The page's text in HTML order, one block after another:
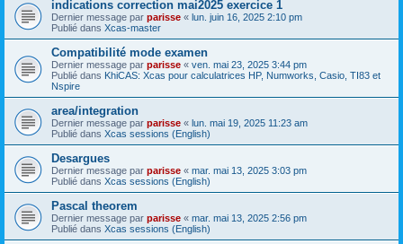
indications correction mai2025 exercice 1
Dernier message par parisse « lun. juin 16, 2025 2:10 pm
Publié dans Xcas-master
Compatibilité mode examen
Dernier message par parisse « ven. mai 23, 2025 3:44 pm
Publié dans KhiCAS: Xcas pour calculatrices HP, Numworks, Casio, TI83 et
Nspire
area/integration
Dernier message par parisse « lun. mai 19, 2025 11:23 am
Publié dans Xcas sessions (English)
Desargues
Dernier message par parisse « mar. mai 13, 2025 3:03 pm
Publié dans Xcas sessions (English)
Pascal theorem
Dernier message par parisse « mar. mai 13, 2025 2:56 pm
Publié dans Xcas sessions (English)